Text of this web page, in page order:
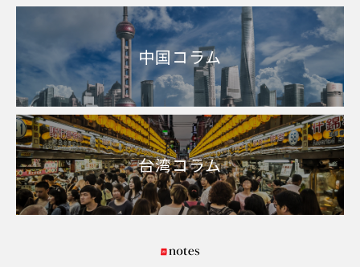
中国コラム
台湾コラム